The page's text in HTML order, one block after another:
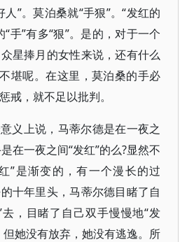
”。莫泊桑就“手狠”。“发红的
手”有多“狠”。是的，对于一个
星捧月的女性来说，还有什么
堪呢。在这里，莫泊桑的手必
戒，就不足以批判。
义上说，马蒂尔德是在一夜之
在一夜之间“发红”的么?显然不
”是渐变的，有一个漫长的过
十年里头，马蒂尔德目睹了自
，目睹了自己双手慢慢地“发
她没有放弃，她没有逃逸。所